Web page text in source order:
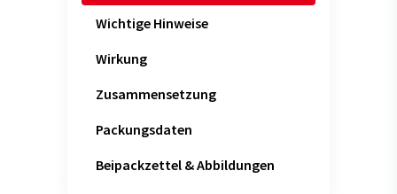
Wichtige Hinweise
Wirkung
Zusammensetzung
Packungsdaten
Beipackzettel & Abbildungen